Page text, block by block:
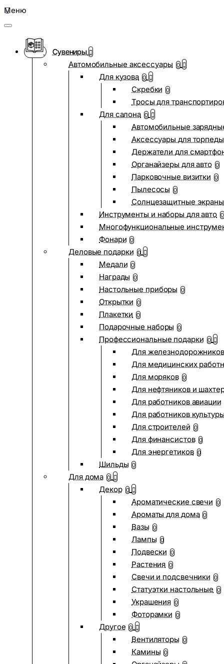
Меню
Сувениры
Автомобильные аксессуары 0
Для кузова 0
Скребки 0
Тросы для
Для салона 0
Автомобильные
Аксессуары для
Держатели для
Органайзеры для авто 0
Парковочные визитки 0
Пылесосы 0
Солнцезащитные экраны
Инструменты и наборы для авто 0
Многофункциональные
Фонари 0
Деловые подарки 0
Медали 0
Награды 0
Настольные приборы 0
Открытки 0
Плакетки 0
Подарочные наборы 0
Профессиональные подарки 0
Для железнодорожников
Для медицинских
Для моряков 0
Для нефтяников и
Для работников авиации
Для работников
Для строителей 0
Для финансистов 0
Для энергетиков 0
Шильды 0
Для дома 0
Декор 0
Ароматические свечи 0
Ароматы для дома 0
Вазы 0
Лампы 0
Подвески 0
Растения 0
Свечи и подсвечники 0
Статуэтки настольные 0
Украшения 0
Фоторамки 0
Другое 0
Вентиляторы 0
Камины 0